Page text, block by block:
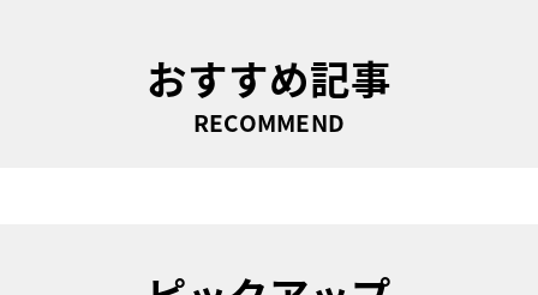
おすすめ記事
RECOMMEND